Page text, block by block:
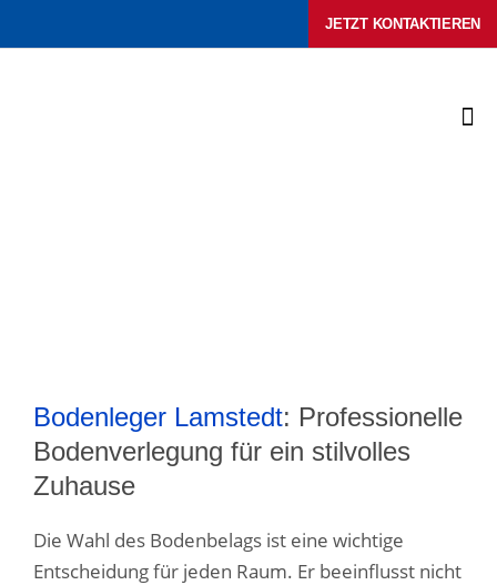
JETZT KONTAKTIEREN
Bodenleger Lamstedt: Professionelle
Bodenverlegung für ein stilvolles
Zuhause
Die Wahl des Bodenbelags ist eine wichtige
Entscheidung für jeden Raum. Er beeinflusst nicht